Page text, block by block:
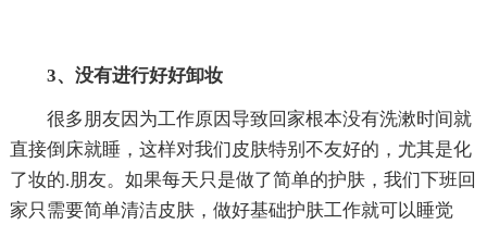
3、没有进行好好卸妆
很多朋友因为工作原因导致回家根本没有洗漱时间就
直接倒床就睡，这样对我们皮肤特别不友好的，尤其是化
了妆的.朋友。如果每天只是做了简单的护肤，我们下班回
家只需要简单清洁皮肤，做好基础护肤工作就可以睡觉